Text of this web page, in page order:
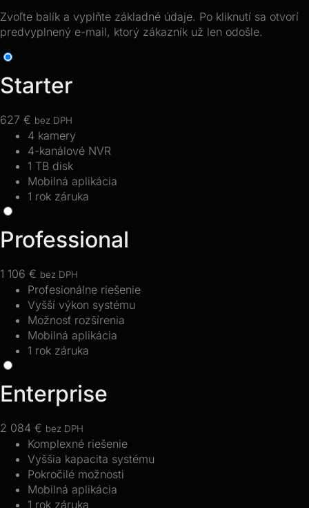
Zvoľte balík a vyplňte základné údaje. Po kliknutí sa otvorí
predvyplnený e-mail, ktorý zákazník už len odošle.
Starter
627 € bez DPH
4 kamery
4-kanálové NVR
1 TB disk
Mobilná aplikácia
1 rok záruka
Professional
1 106 € bez DPH
Profesionálne riešenie
Vyšší výkon systému
Možnosť rozšírenia
Mobilná aplikácia
1 rok záruka
Enterprise
2 084 € bez DPH
Komplexné riešenie
Vyššia kapacita systému
Pokročilé možnosti
Mobilná aplikácia
1 rok záruka